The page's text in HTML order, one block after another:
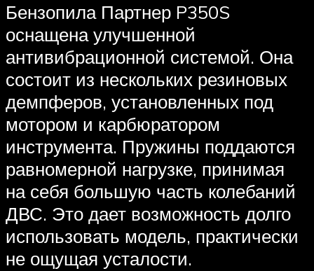
Бензопила Партнер P350S
оснащена улучшенной
антивибрационной системой. Она
состоит из нескольких резиновых
демпферов, установленных под
мотором и карбюратором
инструмента. Пружины поддаются
равномерной нагрузке, принимая
на себя большую часть колебаний
ДВС. Это дает возможность долго
использовать модель, практически
не ощущая усталости.